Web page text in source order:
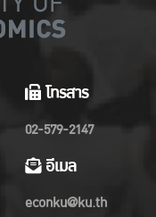
โทรสาร
02-579-2147
อีเมล
econku@ku.th